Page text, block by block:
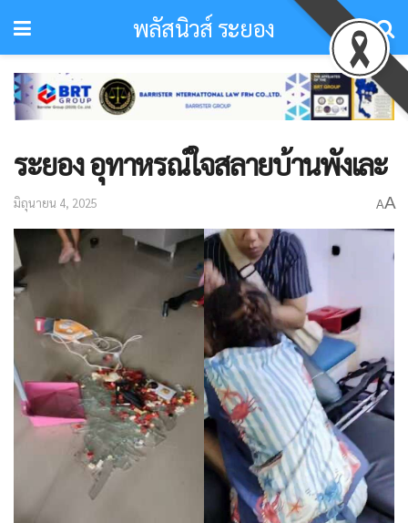
พลัสนิวส์ ระยอง
ระยอง อุทาหรณ์ใจสลายบ้านพังเละ
มิถุนายน 4, 2025 AA